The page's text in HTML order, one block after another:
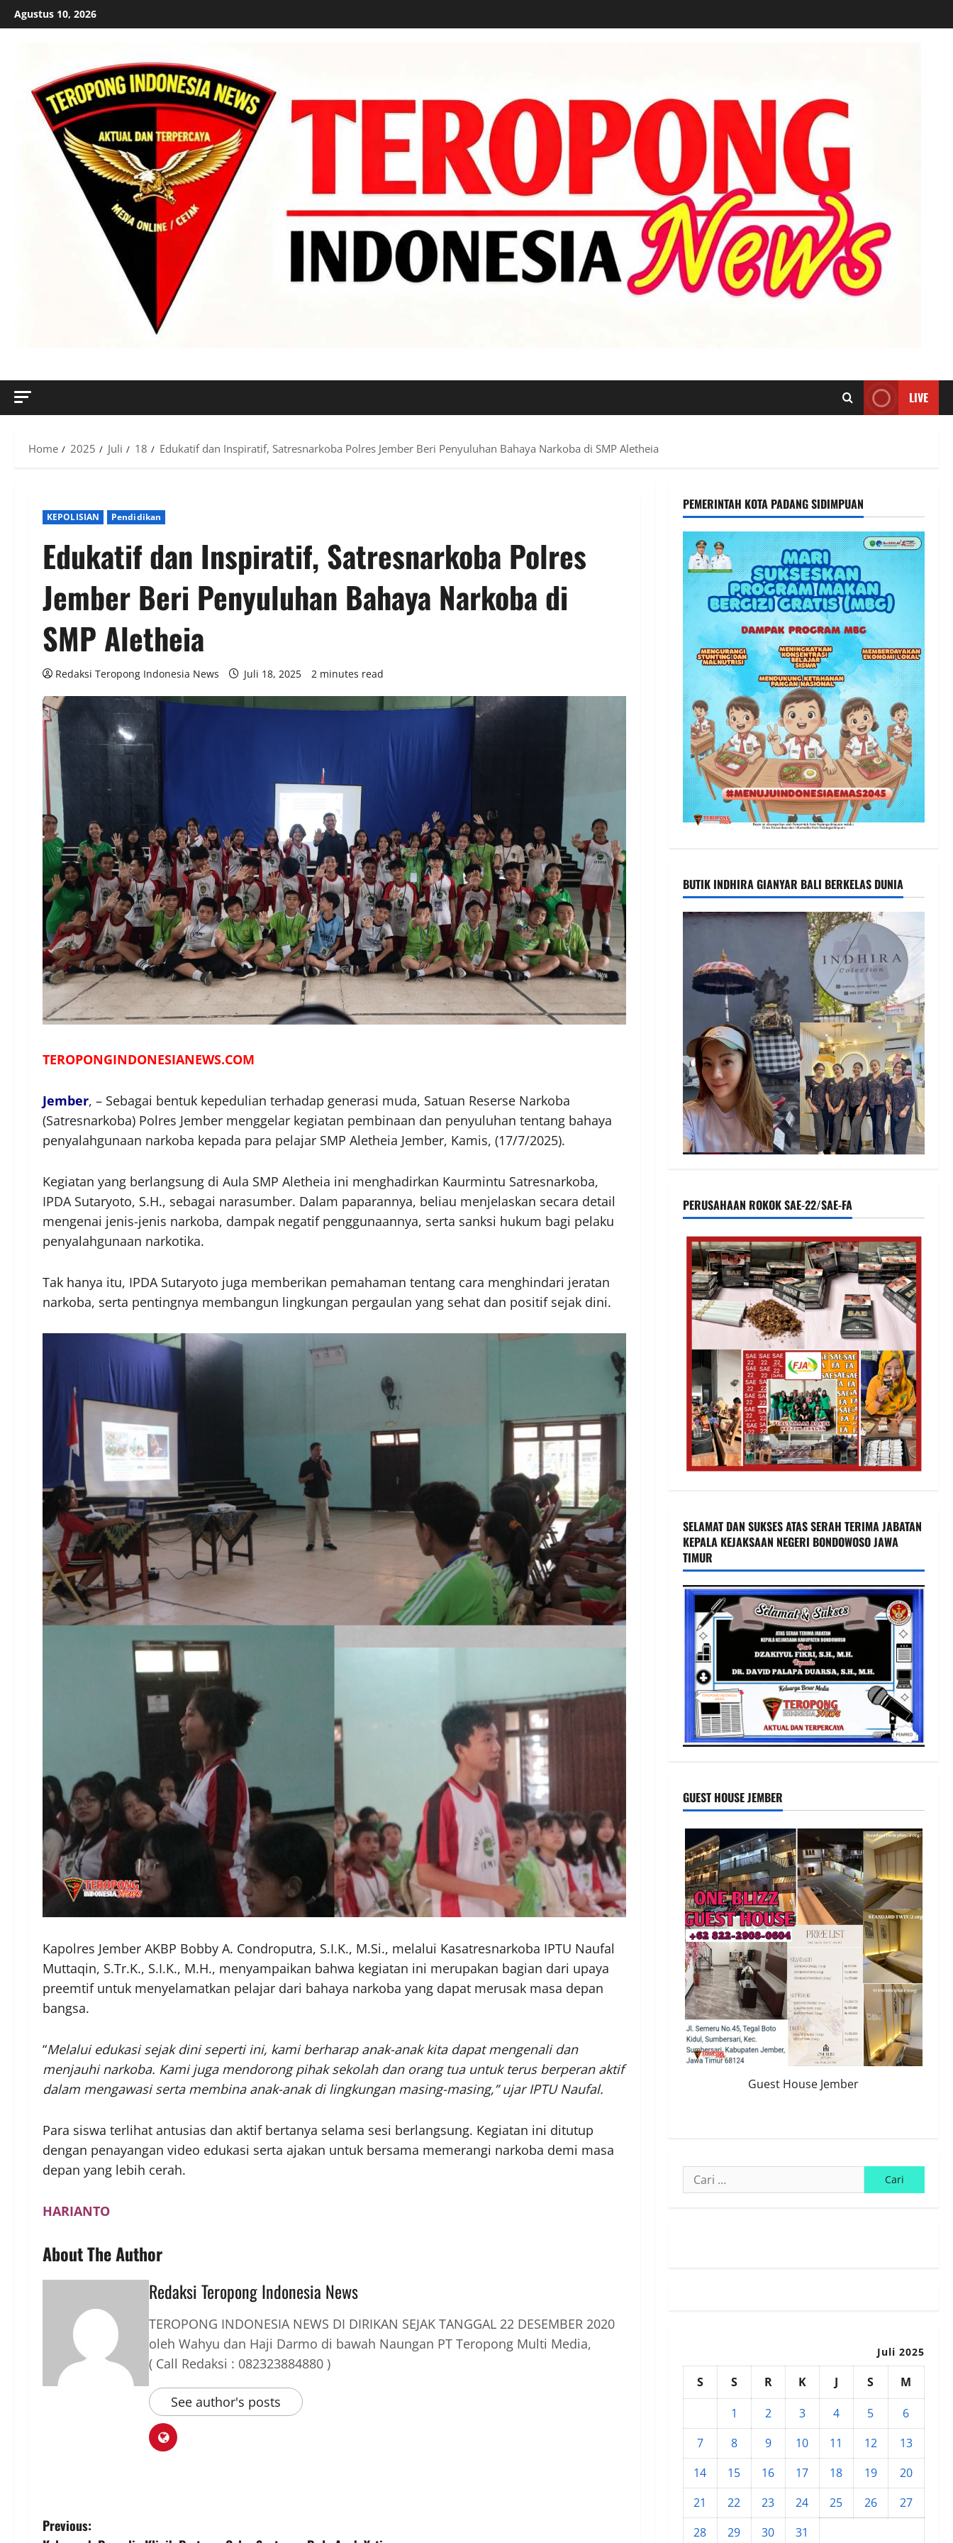
Skip
to
Agustus 10, 2026
LIVE
Home 2025 Juli 18 Edukatif dan Inspiratif, Satresnarkoba Polres Jember Beri Penyuluhan Bahaya Narkoba di SMP Aletheia
KEPOLISIAN Pendidikan
Edukatif dan Inspiratif, Satresnarkoba Polres
Jember Beri Penyuluhan Bahaya Narkoba di
SMP Aletheia
Redaksi Teropong Indonesia News Juli 18, 2025 2 minutes read
TEROPONGINDONESIANEWS.COM
Jember, – Sebagai bentuk kepedulian terhadap generasi muda, Satuan Reserse Narkoba
(Satresnarkoba) Polres Jember menggelar kegiatan pembinaan dan penyuluhan tentang bahaya
penyalahgunaan narkoba kepada para pelajar SMP Aletheia Jember, Kamis, (17/7/2025).
Kegiatan yang berlangsung di Aula SMP Aletheia ini menghadirkan Kaurmintu Satresnarkoba,
IPDA Sutaryoto, S.H., sebagai narasumber. Dalam paparannya, beliau menjelaskan secara detail
mengenai jenis-jenis narkoba, dampak negatif penggunaannya, serta sanksi hukum bagi pelaku
penyalahgunaan narkotika.
Tak hanya itu, IPDA Sutaryoto juga memberikan pemahaman tentang cara menghindari jeratan
narkoba, serta pentingnya membangun lingkungan pergaulan yang sehat dan positif sejak dini.
Kapolres Jember AKBP Bobby A. Condroputra, S.I.K., M.Si., melalui Kasatresnarkoba IPTU Naufal
Muttaqin, S.Tr.K., S.I.K., M.H., menyampaikan bahwa kegiatan ini merupakan bagian dari upaya
preemtif untuk menyelamatkan pelajar dari bahaya narkoba yang dapat merusak masa depan
bangsa.
“Melalui edukasi sejak dini seperti ini, kami berharap anak-anak kita dapat mengenali dan
menjauhi narkoba. Kami juga mendorong pihak sekolah dan orang tua untuk terus berperan aktif
dalam mengawasi serta membina anak-anak di lingkungan masing-masing,” ujar IPTU Naufal.
Para siswa terlihat antusias dan aktif bertanya selama sesi berlangsung. Kegiatan ini ditutup
dengan penayangan video edukasi serta ajakan untuk bersama memerangi narkoba demi masa
depan yang lebih cerah.
HARIANTO
About The Author
Redaksi Teropong Indonesia News
TEROPONG INDONESIA NEWS DI DIRIKAN SEJAK TANGGAL 22 DESEMBER 2020
oleh Wahyu dan Haji Darmo di bawah Naungan PT Teropong Multi Media,
( Call Redaksi : 082323884880 )
See author's posts
P
Previous:
PEMERINTAH KOTA PADANG SIDIMPUAN
BUTIK INDHIRA GIANYAR BALI BERKELAS DUNIA
PERUSAHAAN ROKOK SAE-22/SAE-FA
SELAMAT DAN SUKSES ATAS SERAH TERIMA JABATAN
KEPALA KEJAKSAAN NEGERI BONDOWOSO JAWA
TIMUR
GUEST HOUSE JEMBER
Guest House Jember
Cari
untuk:
Juli 2025
S S R K J S
M
1
2 3 4 5
6
7
8 9 10 11 12
13
14
15 16 17 18 19
20
21
22 23 24 25 26
27
28
29 30 31